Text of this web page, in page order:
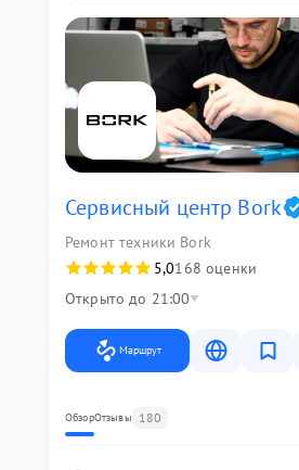
Сервисный центр Bork
Ремонт техники Bork
5,0168 оценки
Открыто до 21:00
Маршрут
ОбзорОтзывы 180